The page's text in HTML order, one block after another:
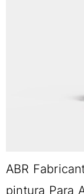
ABR
pintura Para